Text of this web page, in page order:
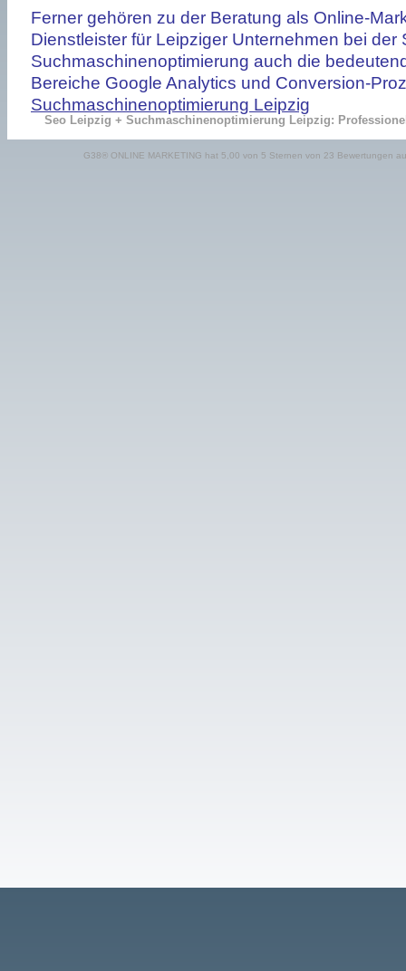
Ferner gehören zu der Beratung als Online-
Dienstleister für Leipziger Unternehmen bei der
Suchmaschinenoptimierung auch die
Bereiche Google Analytics und Conversion-
Suchmaschinenoptimierung Leipzig
Seo Leipzig + Suchmaschinenoptimierung Leipzig:
G38® ONLINE MARKETING hat 5,00 von 5 Sternen von 23 Bewertungen